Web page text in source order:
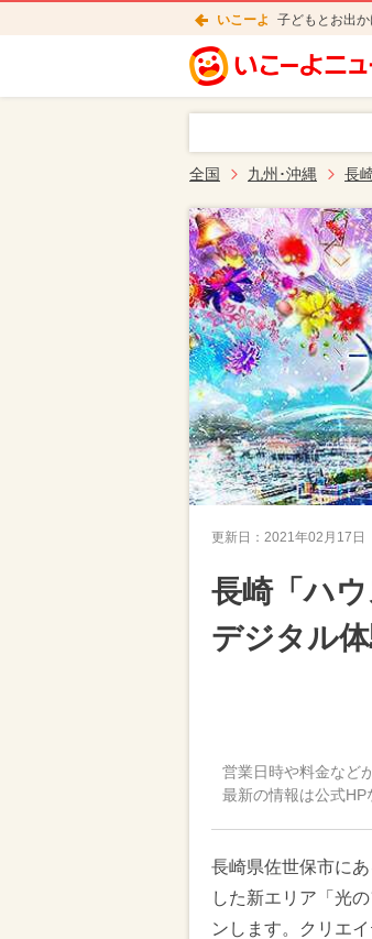
いこーよ 子どもとお出
全国 九州･沖縄 長
更新日： 2021年02月17日
長崎「ハ
デジタル
営業日時や料金など
最新の情報は公式HP
長崎県佐世保市に
した新エリア「光
ンします。クリエ